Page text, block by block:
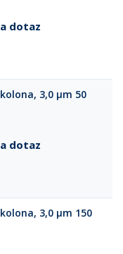
dotaz
kolona, 3,0 µm 50
dotaz
kolona, 3,0 µm 150